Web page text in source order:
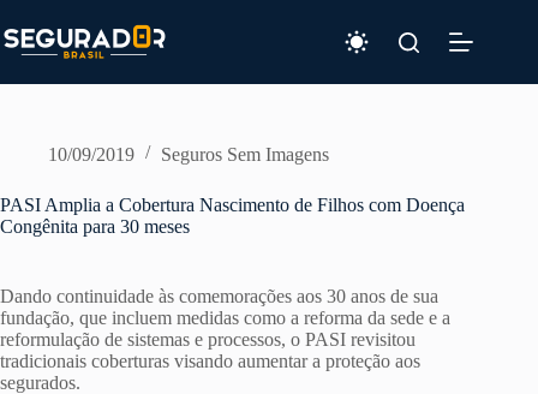
para
o
10/09/2019 Seguros Sem Imagens
PASI Amplia a Cobertura Nascimento de Filhos com Doença
Congênita para 30 meses
Dando continuidade às comemorações aos 30 anos de sua
fundação, que incluem medidas como a reforma da sede e a
reformulação de sistemas e processos, o PASI revisitou
tradicionais coberturas visando aumentar a proteção aos
segurados.